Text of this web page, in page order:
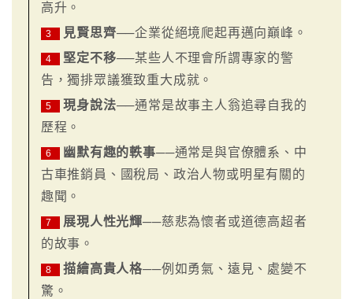
高升。
3 見賢思齊──企業從絕境爬起再邁向巔峰。
4 堅定不移──某些人不理會所謂專家的警
告，獨排眾議獲致重大成就。
5 現身說法──通常是故事主人翁追尋自我的
歷程。
6 幽默有趣的軼事──通常是與官僚體系、中
古車推銷員、國稅局、政治人物或明星有關的
趣聞。
7 展現人性光輝──慈悲為懷者或道德高超者
的故事。
8 描繪高貴人格──例如勇氣、遠見、處變不
驚。